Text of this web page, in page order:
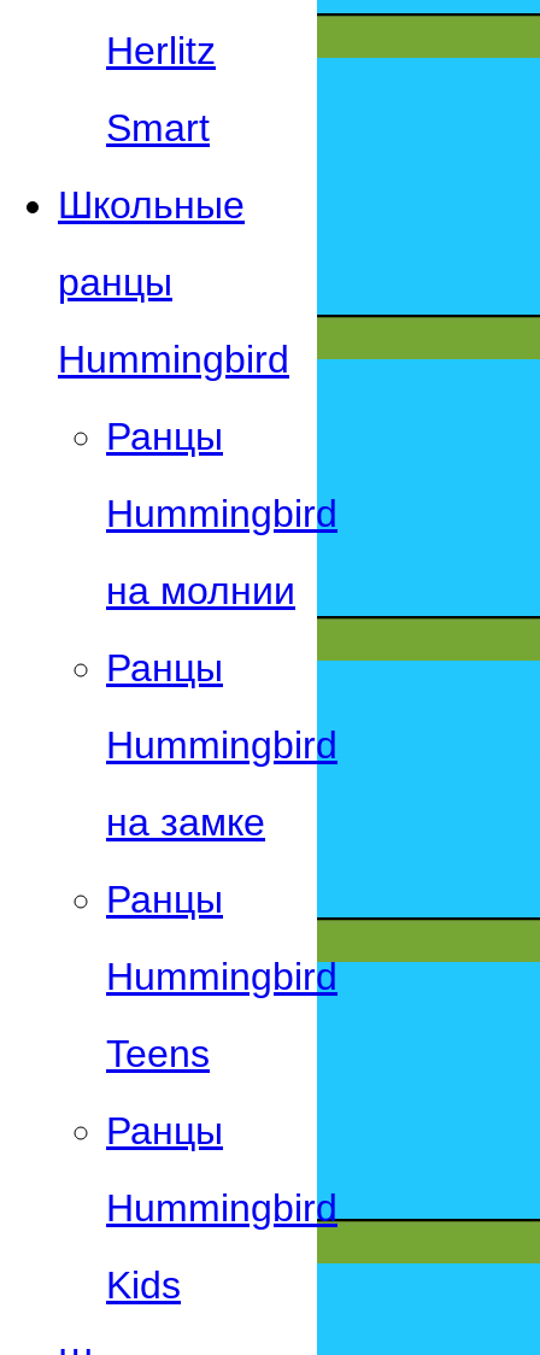
Herlitz
Smart
Школьные
ранцы
Hummingbird
Ранцы
Hummingbird
на молнии
Ранцы
Hummingbird
на замке
Ранцы
Hummingbird
Teens
Ранцы
Hummingbird
Kids